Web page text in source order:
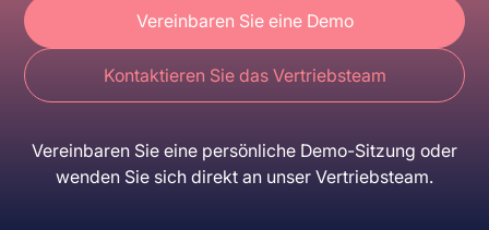
Vereinbaren Sie eine Demo
Kontaktieren Sie das Vertriebsteam
Vereinbaren Sie eine persönliche Demo-Sitzung oder
wenden Sie sich direkt an unser Vertriebsteam.